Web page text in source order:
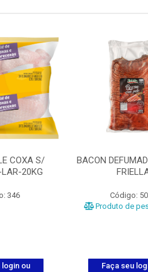
COXA S/
20KG
346
login ou
BACON
Código:
Produto de
Faça seu